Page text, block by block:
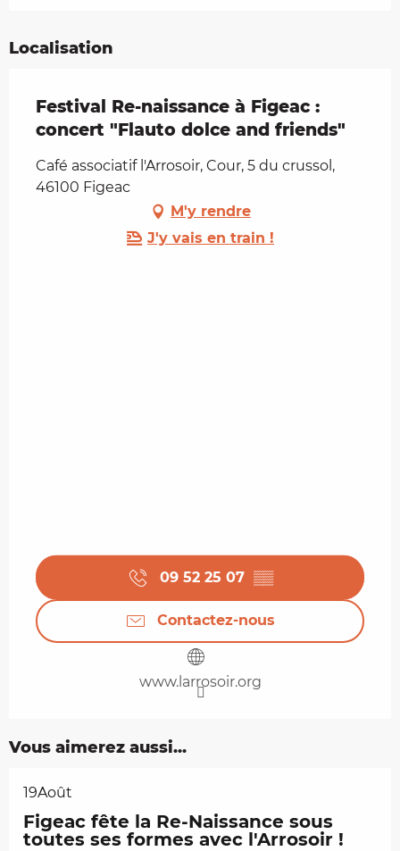
Localisation
Festival Re-naissance à Figeac :
concert "Flauto dolce and friends"
Café associatif l'Arrosoir, Cour, 5 du crussol,
46100 Figeac
M'y rendre
J'y vais en train !
09 52 25 07 ▒▒
Contactez-nous
www.larrosoir.org
Vous aimerez aussi...
19Août
Figeac fête la Re-Naissance sous
toutes ses formes avec l'Arrosoir !